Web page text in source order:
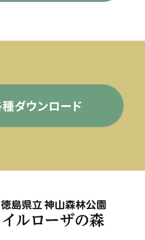
ダウンロード